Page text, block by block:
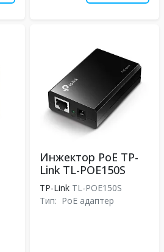
Инжектор PoE TP-
Link TL-POE150S
TP-Link TL-POE150S
Тип: PoE адаптер